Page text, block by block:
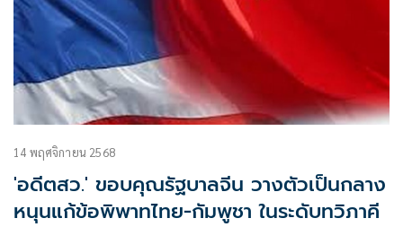
14 พฤศจิกายน 2568
'อดีตสว.' ขอบคุณรัฐบาลจีน วางตัวเป็นกลาง
หนุนแก้ข้อพิพาทไทย-กัมพูชา ในระดับทวิภาคี